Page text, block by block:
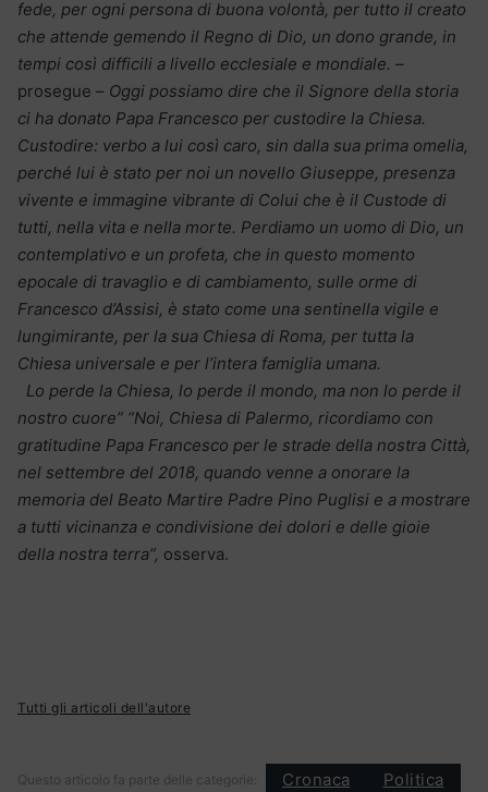
fede, per ogni persona di buona volontà, per tutto il creato
che attende gemendo il Regno di Dio, un dono grande, in
tempi così difficili a livello ecclesiale e mondiale. –
prosegue – Oggi possiamo dire che il Signore della storia
ci ha donato Papa Francesco per custodire la Chiesa.
Custodire: verbo a lui così caro, sin dalla sua prima omelia,
perché lui è stato per noi un novello Giuseppe, presenza
vivente e immagine vibrante di Colui che è il Custode di
tutti, nella vita e nella morte. Perdiamo un uomo di Dio, un
contemplativo e un profeta, che in questo momento
epocale di travaglio e di cambiamento, sulle orme di
Francesco d’Assisi, è stato come una sentinella vigile e
lungimirante, per la sua Chiesa di Roma, per tutta la
Chiesa universale e per l’intera famiglia umana.
Lo perde la Chiesa, lo perde il mondo, ma non lo perde il
nostro cuore” “Noi, Chiesa di Palermo, ricordiamo con
gratitudine Papa Francesco per le strade della nostra Città,
nel settembre del 2018, quando venne a onorare la
memoria del Beato Martire Padre Pino Puglisi e a mostrare
a tutti vicinanza e condivisione dei dolori e delle gioie
della nostra terra”, osserva.
Tutti gli articoli dell'autore
Questo articolo fa parte delle categorie: Cronaca Politica